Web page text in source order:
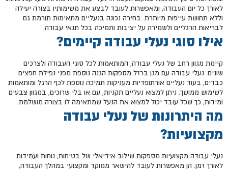
לאורך כל יום העבודה, ומאפשרות לעובד לבצע את משימותיו בצורה יעילה
וללא תחושת עייפות מיותרת. בחירה נכונה בנעליים מתאימות תורמת גם
לבריאות הרגליים ולשמירה על יציבות ותמיכה בכל תנאי עבודה.
אילו סוגי נעלי עבודה קיימים?
קיימת מגוון רחב של נעלי עבודה, המותאמות לכל סוגי העבודה ולצרכים
שונים. נעלי עבודה עם מגן ברזל מספקות הגנה נוספת מפני נפילת חפצים
כבדים, בעוד נעליים אורתופדיות מעניקות תמיכה נוספת לכף הרגל ומותאמות
לשימוש ממושך. ניתן למצוא נעליים תקניות, עם או בלי שרוכים, במגוון צבעים
ומידות, כך שכל עובד יכול למצוא את הנעל שמתאימה לו בצורה מושלמת.
מה היתרונות של נעלי עבודה
מקצועיות?
נעלי עבודה מקצועיות מספקות שילוב אידיאלי של בטיחות, נוחות ועמידות
לאורך זמן. הן מאפשרות לעובד להישאר ממוקד ומקצועי במהלך העבודה,